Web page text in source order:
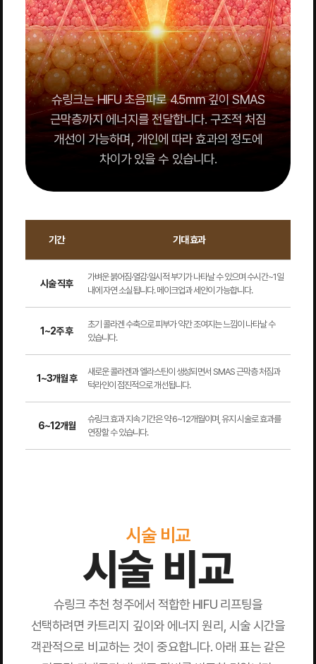
슈링크는 HIFU 초음파로 4.5mm 깊이 SMAS
근막층까지 에너지를 전달합니다. 구조적 처짐
개선이 가능하며, 개인에 따라 효과의 정도에
차이가 있을 수 있습니다.
기간 기대 효과
시술 직후
가벼운 붉어짐·열감·일시적 부기가 나타날 수 있으며 수시간~1일
내에 자연 소실됩니다. 메이크업과 세안이 가능합니다.
1~2주 후
초기 콜라겐 수축으로 피부가 약간 조여지는 느낌이 나타날 수
있습니다.
1~3개월 후
새로운 콜라겐과 엘라스틴이 생성되면서 SMAS 근막층 처짐과
턱라인이 점진적으로 개선됩니다.
6~12개월
슈링크 효과 지속 기간은 약 6~12개월이며, 유지 시술로 효과를
연장할 수 있습니다.
시술 비교
시술 비교
슈링크 추천 청주에서 적합한 HIFU 리프팅을
선택하려면 카트리지 깊이와 에너지 원리, 시술 시간을
객관적으로 비교하는 것이 중요합니다. 아래 표는 같은